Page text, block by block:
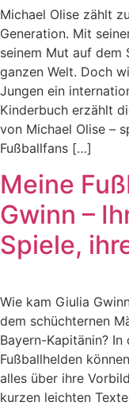
Michael Olise zählt
Generation. Mit
seinem Mut auf dem
ganzen Welt. Doch
Jungen ein
Kinderbuch erzählt
von Michael Olise –
Fußballfans […]
Meine
Gwinn –
Spiele,
Wie kam Giulia
dem schüchternen
Bayern-Kapitänin?
Fußballhelden
alles über ihre
kurzen leichten